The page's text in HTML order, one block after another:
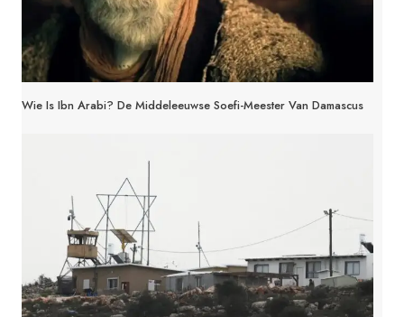
Wie Is Ibn Arabi? De Middeleeuwse Soefi-Meester Van Damascus